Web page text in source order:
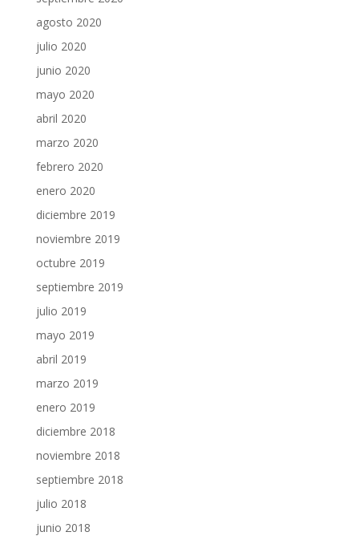
agosto 2020
julio 2020
junio 2020
mayo 2020
abril 2020
marzo 2020
febrero 2020
enero 2020
diciembre 2019
noviembre 2019
octubre 2019
septiembre 2019
julio 2019
mayo 2019
abril 2019
marzo 2019
enero 2019
diciembre 2018
noviembre 2018
septiembre 2018
julio 2018
junio 2018